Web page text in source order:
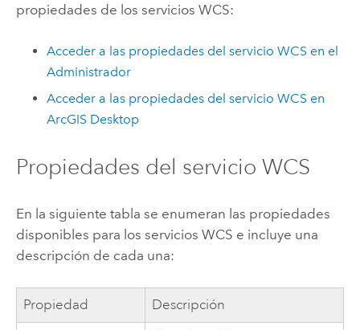
propiedades de los servicios WCS:
Acceder a las propiedades del servicio WCS en el
Administrador
Acceder a las propiedades del servicio WCS en
ArcGIS Desktop
Propiedades del servicio WCS
En la siguiente tabla se enumeran las propiedades
disponibles para los servicios WCS e incluye una
descripción de cada una:
Propiedad Descripción